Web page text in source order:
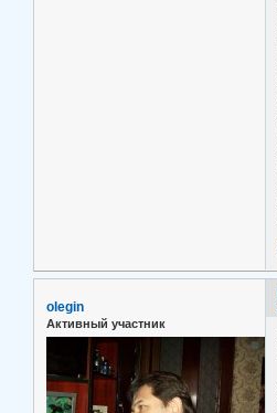
olegin
Активный участник